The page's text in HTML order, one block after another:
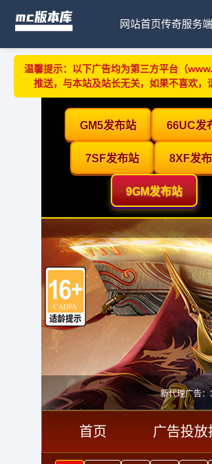
网站首页传奇服务端
温馨提示：以下广告均为第三方平台（
推送，与本站及站长无关，如果不喜欢，